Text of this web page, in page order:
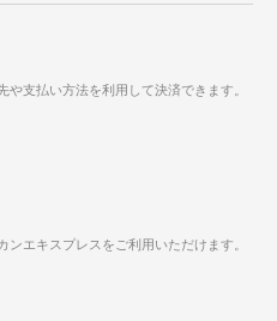
や支払い方法を利用して決済できます。
エキスプレスをご利用いただけます。